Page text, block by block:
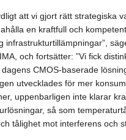
att vi gjort rätt strategiska
en kraftfull och
infrastrukturtillämpningar”,
och fortsätter: ”Vi fick
CMOS-baserade
utvecklades för mer
uppenbarligen inte klarar
så som
tålighet mot interferens och